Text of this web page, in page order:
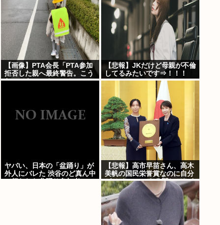
【画像】PTA会長「PTA参加
拒否した親へ最終警告。こう
なってもいい？」⇒！
【悲報】JKだけど母親が不倫
してるみたいです⇒！！！
ヤバい、日本の「盆踊り」が
外人にバレた 渋谷のど真ん中
【悲報】高市早苗さん、高木
美帆の国民栄誉賞なのに自分
がメインのPVを公開してしま
う